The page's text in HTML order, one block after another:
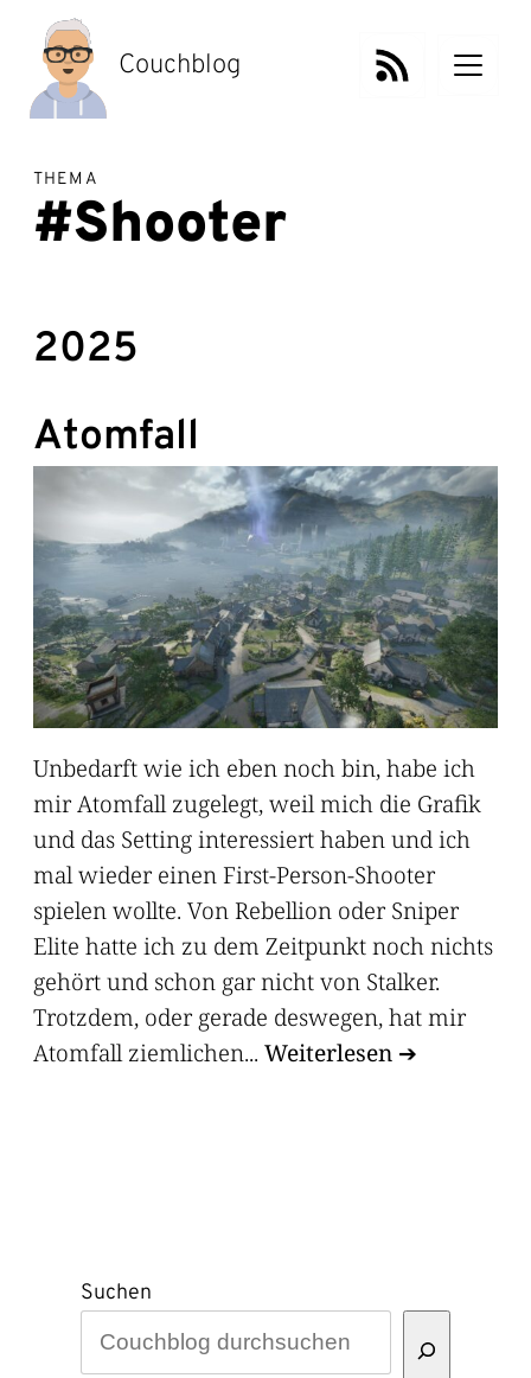
Inhalt
springen
Couchblog
THEMA
#Shooter
2025
Atomfall
Unbedarft wie ich eben noch bin, habe ich
mir Atomfall zugelegt, weil mich die Grafik
und das Setting interessiert haben und ich
mal wieder einen First-Person-Shooter
spielen wollte. Von Rebellion oder Sniper
Elite hatte ich zu dem Zeitpunkt noch nichts
gehört und schon gar nicht von Stalker.
Trotzdem, oder gerade deswegen, hat mir
Atomfall ziemlichen... Weiterlesen
Suchen